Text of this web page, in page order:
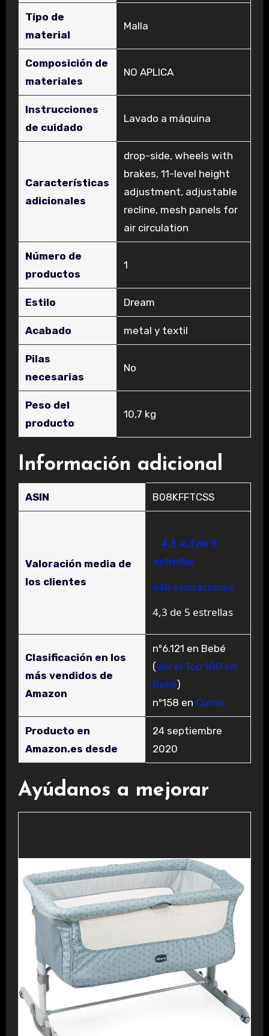
Tipo de
material
‎Malla
Composición de
materiales
‎NO APLICA
Instrucciones
de cuidado
‎Lavado a máquina
Características
adicionales
‎drop-side, wheels with
brakes, 11-level height
adjustment, adjustable
recline, mesh panels for
air circulation
Número de
productos
‎1
Estilo ‎Dream
Acabado ‎metal y textil
Pilas
necesarias
‎No
Peso del
producto
‎10,7 kg
Información adicional
ASIN B08KFFTCSS
Valoración media de
los clientes
4,3 4,3 de 5
estrellas
646 valoraciones
4,3 de 5 estrellas
Clasificación en los
más vendidos de
Amazon
nº6.121 en Bebé
(Ver el Top 100 en
Bebé)
nº158 en Cunas
Producto en
Amazon.es desde
24 septiembre
2020
Ayúdanos a mejorar